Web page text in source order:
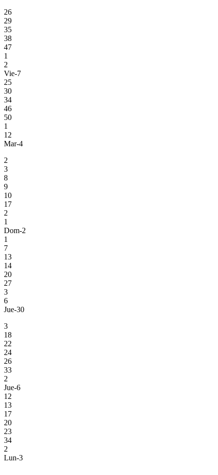
26
29
35
38
47
1
2
Vie-7
25
30
34
46
50
1
12
Mar-4
2
3
8
9
10
17
2
1
Dom-2
1
7
13
14
20
27
3
6
Jue-30
3
18
22
24
26
33
2
Jue-6
12
13
17
20
23
34
2
Lun-3